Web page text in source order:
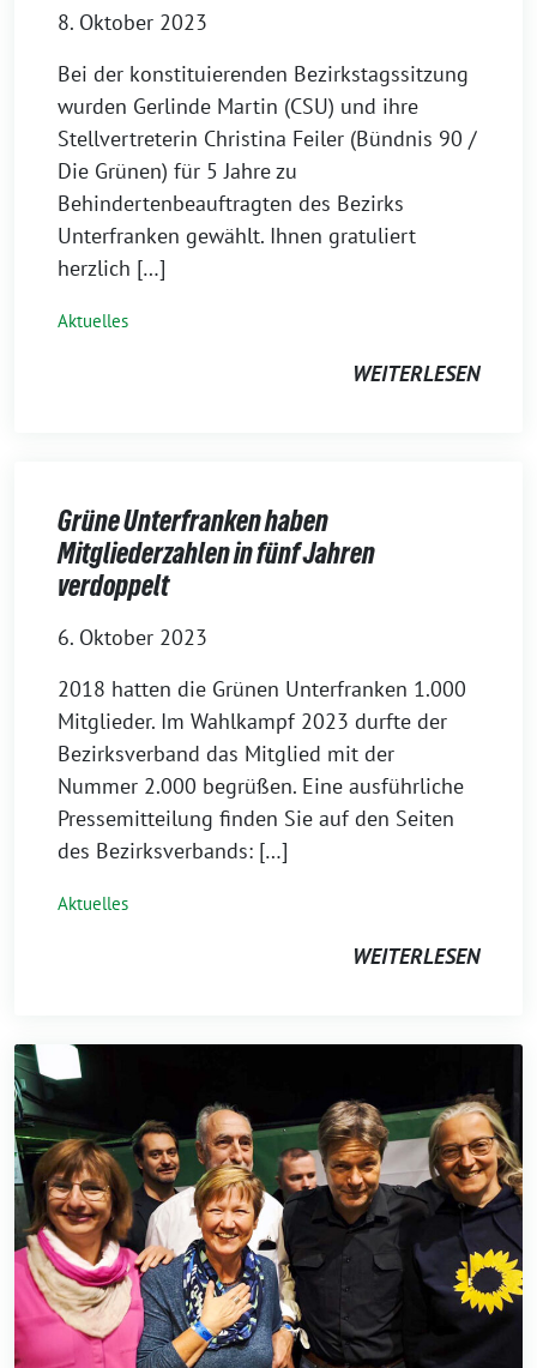
8. Oktober 2023
Bei der konstituierenden Bezirkstagssitzung
wurden Gerlinde Martin (CSU) und ihre
Stellvertreterin Christina Feiler (Bündnis 90 /
Die Grünen) für 5 Jahre zu
Behindertenbeauftragten des Bezirks
Unterfranken gewählt. Ihnen gratuliert
herzlich […]
Aktuelles
WEITERLESEN
Grüne Unterfranken haben
Mitgliederzahlen in fünf Jahren
verdoppelt
6. Oktober 2023
2018 hatten die Grünen Unterfranken 1.000
Mitglieder. Im Wahlkampf 2023 durfte der
Bezirksverband das Mitglied mit der
Nummer 2.000 begrüßen. Eine ausführliche
Pressemitteilung finden Sie auf den Seiten
des Bezirksverbands: […]
Aktuelles
WEITERLESEN